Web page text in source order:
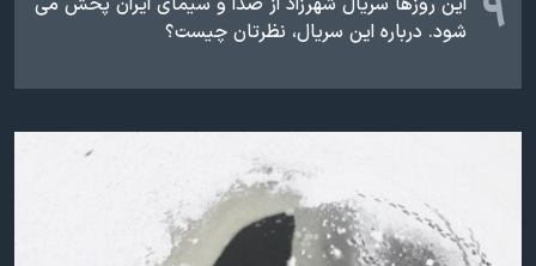
نرگس محمدی برنده جایزه نوبل صلح
همایش محافظه‌کاران آمریکا «سی‌پک»
صفحه‌های ویژه
سفر پرزیدنت ترامپ به چین
شود. درباره این سریال، نظرتان چیست؟